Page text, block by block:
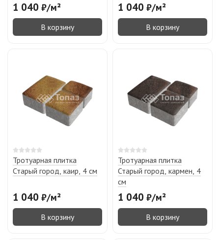
1 040 ₽/м²
В корзину
1 040 ₽/м²
В корзину
Тротуарная плитка
Старый город, каир, 4 см
1 040 ₽/м²
В корзину
Тротуарная плитка
Старый город, кармен, 4
см
1 040 ₽/м²
В корзину